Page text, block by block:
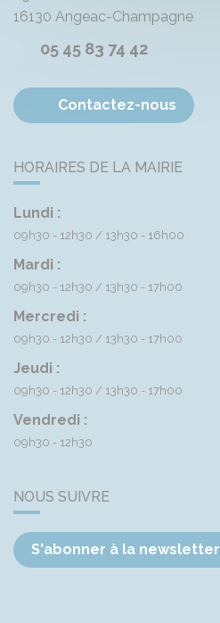
16130 Angeac-Champagne
05 45 83 74 42
Contactez-nous
HORAIRES DE LA MAIRIE
Lundi :
09h30 - 12h30 13h30 - 16h00
Mardi :
09h30 - 12h30 13h30 - 17h00
Mercredi :
09h30 - 12h30 13h30 - 17h00
Jeudi :
09h30 - 12h30 13h30 - 17h00
Vendredi :
09h30 - 12h30
NOUS SUIVRE
S'abonner à la newsletter